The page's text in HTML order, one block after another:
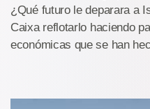
¿Qué futuro le deparara a
Caixa reflotarlo haciendo
económicas que se han